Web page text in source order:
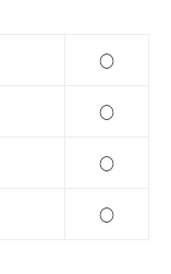
○
○
○
○